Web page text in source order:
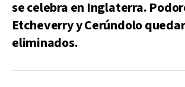
se celebra en Inglaterra.
Etcheverry y Cerúndolo
eliminados.